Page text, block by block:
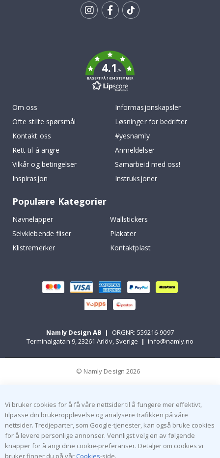
4.1/5
BASERT PÅ 1034 STEMMER
Om oss
Ofte stilte spørsmål
Kontakt oss
Rett til å angre
Vilkår og betingelser
Inspirasjon
Informasjonskapsler
Løsninger for bedrifter
#yesnamly
Anmeldelser
Samarbeid med oss!
Instruksjoner
Populære Kategorier
Navnelapper
Wallstickers
Selvklebende fliser
Plakater
Klistremerker
Kontaktplast
Namly Design AB |
ORGNR: 559216-9097
Terminalgatan 9, 23261 Arlöv, Sverige | info@namly.no
© Namly Design 2026
Vi bruker cookies for å få våre nettsider til å fungere mer effektivt,
tilpasse din brukeropplevelse og analysere trafikken på våre
nettsider. Tredjeparter, som Google-tjenester, kan også bruke cookies
for å levere personlige annonser. Vennligst velg en av følgende
knapper for å angi dine cookie-preferanser. Detaljer om cookies vi
bruker finner du på vår Cookies-side.